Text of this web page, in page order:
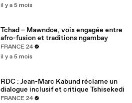
il y a 5 mois
Tchad – Mawndoe, voix engagée entre
afro-fusion et traditions ngambay
FRANCE 24
il y a 5 mois
RDC : Jean-Marc Kabund réclame un
dialogue inclusif et critique Tshisekedi
FRANCE 24